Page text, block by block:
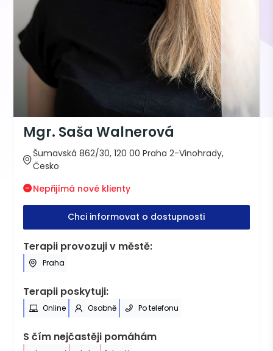
Mgr. Saša Walnerová
Šumavská 862/30, 120 00 Praha 2-Vinohrady,
Česko
Nepřijímá nové klienty
Chci informovat o dostupnosti
Terapii provozuji v městě:
Praha
Terapii poskytuji:
Online Osobně Po telefonu
S čím nejčastěji pomáhám